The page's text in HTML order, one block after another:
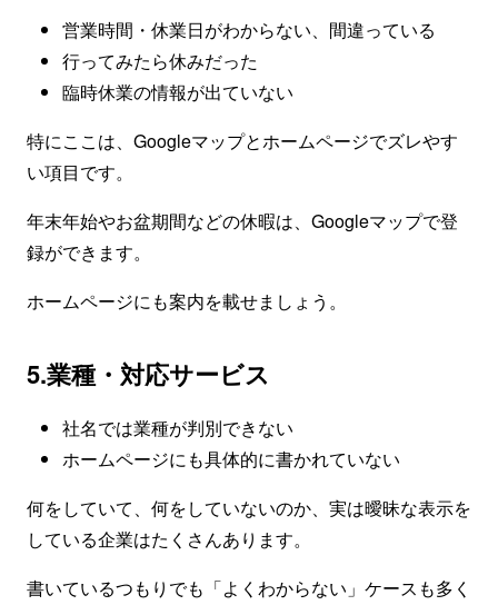
営業時間・休業日がわからない、間違っている
行ってみたら休みだった
臨時休業の情報が出ていない
特にここは、Googleマップとホームページでズレやす
い項目です。
年末年始やお盆期間などの休暇は、Googleマップで登
録ができます。
ホームページにも案内を載せましょう。
5.業種・対応サービス
社名では業種が判別できない
ホームページにも具体的に書かれていない
何をしていて、何をしていないのか、実は曖昧な表示を
している企業はたくさんあります。
書いているつもりでも「よくわからない」ケースも多く